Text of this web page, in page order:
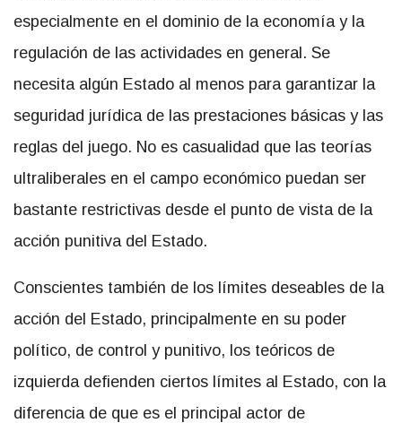
especialmente en el dominio de la economía y la
regulación de las actividades en general. Se
necesita algún Estado al menos para garantizar la
seguridad jurídica de las prestaciones básicas y las
reglas del juego. No es casualidad que las teorías
ultraliberales en el campo económico puedan ser
bastante restrictivas desde el punto de vista de la
acción punitiva del Estado.
Conscientes también de los límites deseables de la
acción del Estado, principalmente en su poder
político, de control y punitivo, los teóricos de
izquierda defienden ciertos límites al Estado, con la
diferencia de que es el principal actor de